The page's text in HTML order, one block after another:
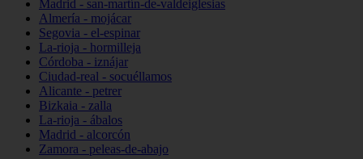
Madrid - san-martín-de-valdeiglesias
Almería - mojácar
Segovia - el-espinar
La-rioja - hormilleja
Córdoba - iznájar
Ciudad-real - socuéllamos
Alicante - petrer
Bizkaia - zalla
La-rioja - ábalos
Madrid - alcorcón
Zamora - peleas-de-abajo